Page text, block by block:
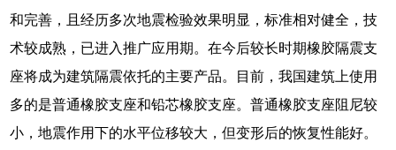
和完善，且经历多次地震检验效果明显，标准相对健全，技
术较成熟，已进入推广应用期。在今后较长时期橡胶隔震支
座将成为建筑隔震依托的主要产品。目前，我国建筑上使用
多的是普通橡胶支座和铅芯橡胶支座。普通橡胶支座阻尼较
小，地震作用下的水平位移较大，但变形后的恢复性能好。